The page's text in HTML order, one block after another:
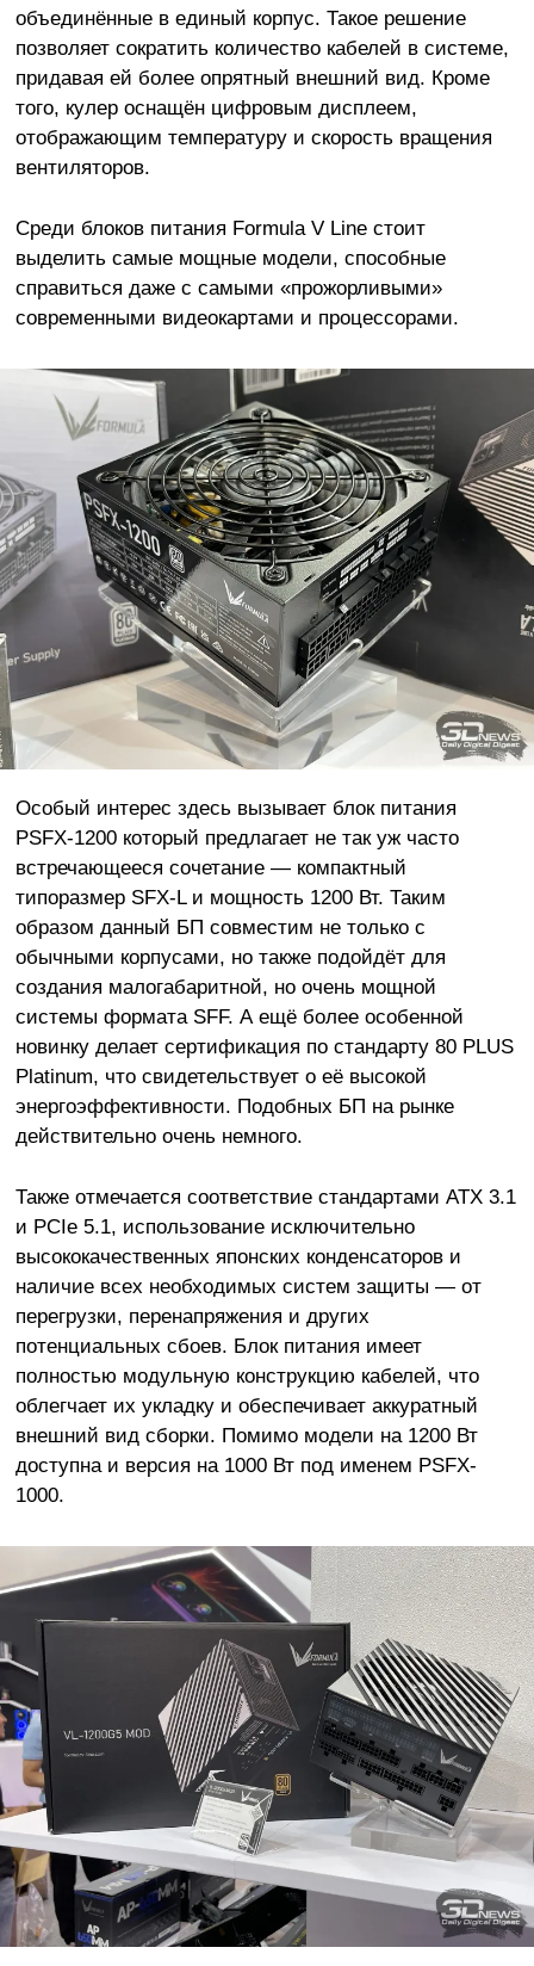
объединённые в единый корпус. Такое решение
позволяет сократить количество кабелей в системе,
придавая ей более опрятный внешний вид. Кроме
того, кулер оснащён цифровым дисплеем,
отображающим температуру и скорость вращения
вентиляторов.
Среди блоков питания Formula V Line стоит
выделить самые мощные модели, способные
справиться даже с самыми «прожорливыми»
современными видеокартами и процессорами.
Особый интерес здесь вызывает блок питания
PSFX-1200 который предлагает не так уж часто
встречающееся сочетание — компактный
типоразмер SFX-L и мощность 1200 Вт. Таким
образом данный БП совместим не только с
обычными корпусами, но также подойдёт для
создания малогабаритной, но очень мощной
системы формата SFF. А ещё более особенной
новинку делает сертификация по стандарту 80 PLUS
Platinum, что свидетельствует о её высокой
энергоэффективности. Подобных БП на рынке
действительно очень немного.
Также отмечается соответствие стандартами ATX 3.1
и PCIe 5.1, использование исключительно
высококачественных японских конденсаторов и
наличие всех необходимых систем защиты — от
перегрузки, перенапряжения и других
потенциальных сбоев. Блок питания имеет
полностью модульную конструкцию кабелей, что
облегчает их укладку и обеспечивает аккуратный
внешний вид сборки. Помимо модели на 1200 Вт
доступна и версия на 1000 Вт под именем PSFX-
1000.